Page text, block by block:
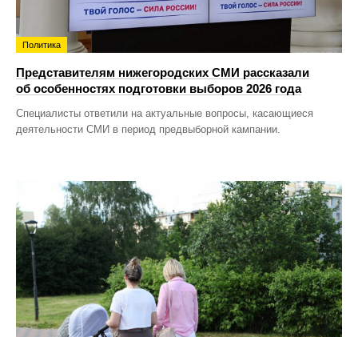
Политика
Представителям нижегородских СМИ рассказали
об особенностях подготовки выборов 2026 года
Специалисты ответили на актуальные вопросы, касающиеся
деятельности СМИ в период предвыборной кампании.